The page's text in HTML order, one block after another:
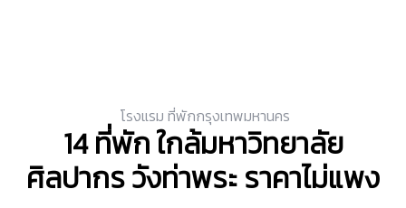
โรงแรม ที่พักกรุงเทพมหานคร
14 ที่พัก ใกล้มหาวิทยาลัย
ศิลปากร วังท่าพระ ราคาไม่แพง